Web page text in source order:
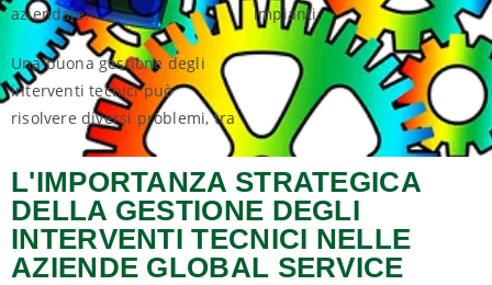
aziendale.
Una buona gestione degli
interventi tecnici può
risolvere diversi problemi, tra
impianti.
L'IMPORTANZA STRATEGICA
DELLA GESTIONE DEGLI
INTERVENTI TECNICI NELLE
AZIENDE GLOBAL SERVICE